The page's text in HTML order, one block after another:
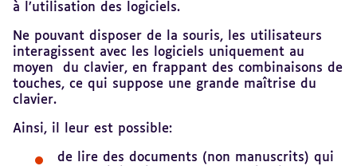
à l’utilisation des logiciels.
Ne pouvant disposer de la souris, les utilisateurs
interagissent avec les logiciels uniquement au
moyen du clavier, en frappant des combinaisons de
touches, ce qui suppose une grande maîtrise du
clavier.
Ainsi, il leur est possible:
de lire des documents (non manuscrits) qui